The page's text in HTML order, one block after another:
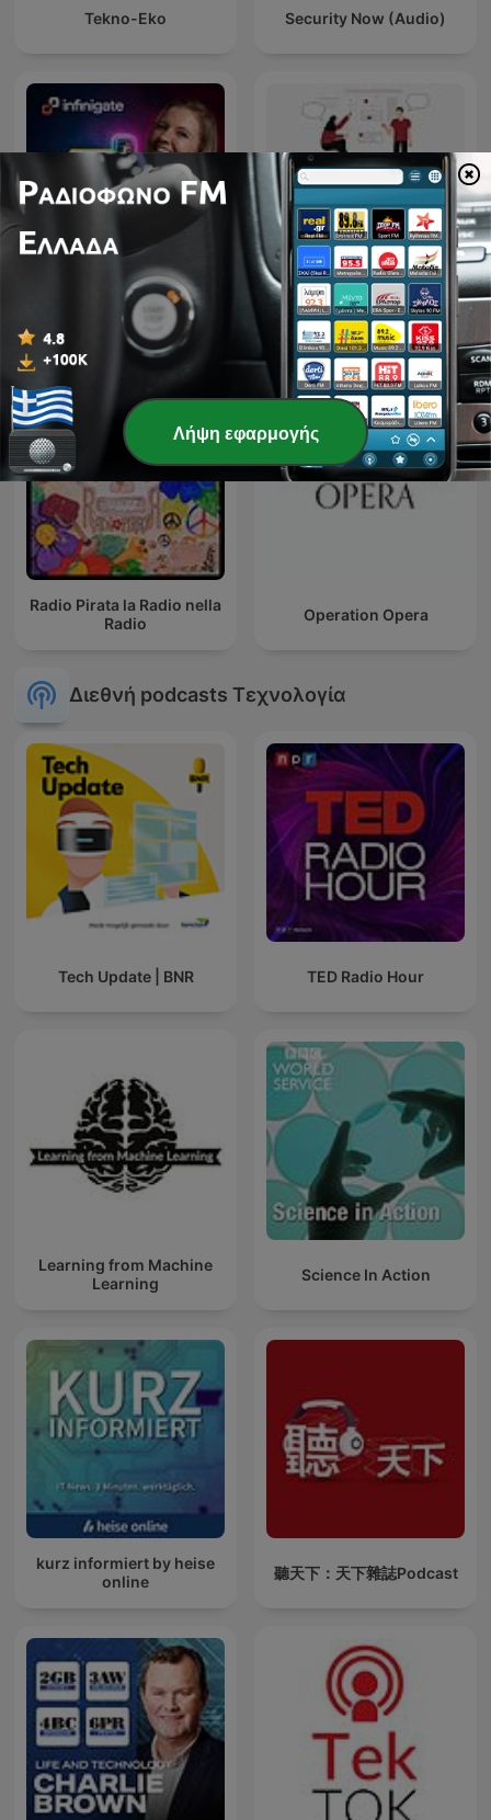
Tekno-Eko Security Now (Audio)
Cyber Heroes CH Θέματα περί ανάλυσης
Radio Pirata la Radio nella
Radio
Operation Opera
Διεθνή podcasts Τεχνολογία
Tech Update | BNR TED Radio Hour
Learning from Machine
Learning
Science In Action
kurz informiert by heise
online
聽天下：天下雜誌Podcast
Λήψη εφαρμογής